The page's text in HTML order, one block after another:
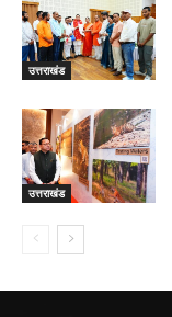
उत्तराखंड
उत्तराखंड